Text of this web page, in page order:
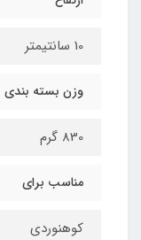
10 سانتیمتر
وزن بسته بندی
830 گرم
مناسب برای
کوهنوردی